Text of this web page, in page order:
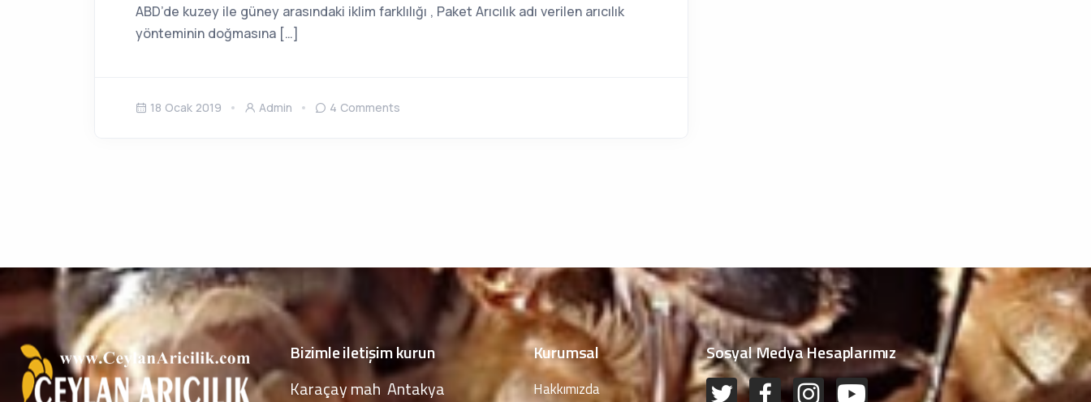
ABD’de kuzey ile güney arasındaki iklim farklılığı , Paket Arıcılık adı verilen arıcılık
yönteminin doğmasına […]
18 Ocak 2019 Admin 4 Comments
Bizimle iletişim kurun
Karaçay mah Antakya
Kurumsal
Hakkımızda
Sosyal Medya Hesaplarımız